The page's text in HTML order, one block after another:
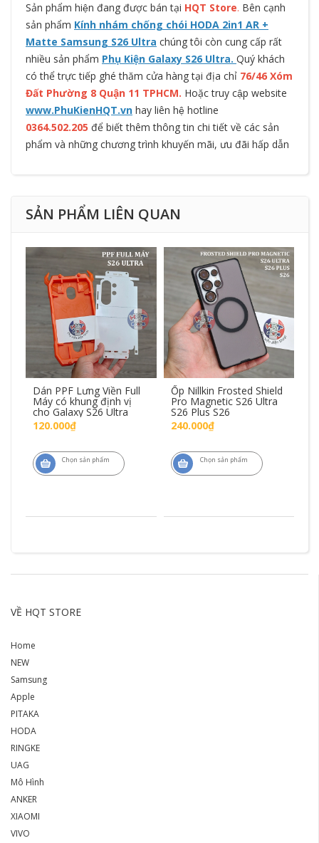
Sản phẩm hiện đang được bán tại HQT Store. Bên cạnh
sản phẩm Kính nhám chống chói HODA 2in1 AR +
Matte Samsung S26 Ultra chúng tôi còn cung cấp rất
nhiều sản phẩm Phụ Kiện Galaxy S26 Ultra. Quý khách
có thể trực tiếp ghé thăm cửa hàng tại địa chỉ 76/46 Xóm
Đất Phường 8 Quận 11 TPHCM. Hoặc truy cập website
www.PhuKienHQT.vn hay liên hệ hotline
0364.502.205 để biết thêm thông tin chi tiết về các sản
phẩm và những chương trình khuyến mãi, ưu đãi hấp dẫn
SẢN PHẨM LIÊN QUAN
Dán PPF Lưng Viền Full
Máy có khung định vị
cho Galaxy S26 Ultra
120.000₫
Chọn sản phẩm
Ốp Nillkin Frosted Shield
Pro Magnetic S26 Ultra
S26 Plus S26
240.000₫
Chọn sản phẩm
VỀ HQT STORE
Home
NEW
Samsung
Apple
PITAKA
HODA
RINGKE
UAG
Mô Hình
ANKER
XIAOMI
VIVO